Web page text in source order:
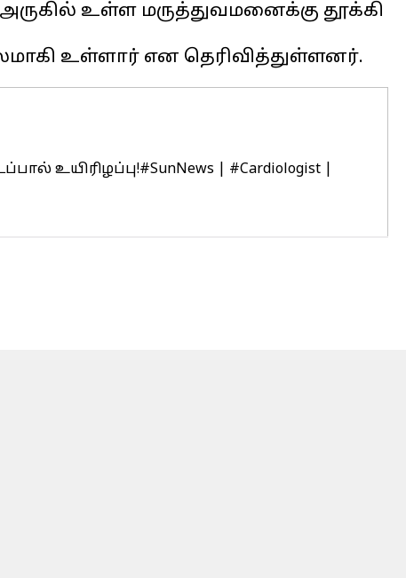
உள்ள மருத்துவமனைக்கு தூக்கி
உயிரிழப்பு!#SunNews #Cardiologist